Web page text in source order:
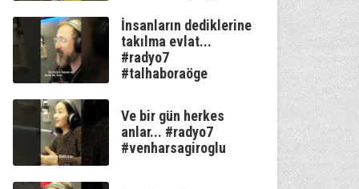
İnsanların dediklerine
takılma evlat...
#radyo7
#talhaboraöge
Ve bir gün herkes
anlar... #radyo7
#venharsagiroglu